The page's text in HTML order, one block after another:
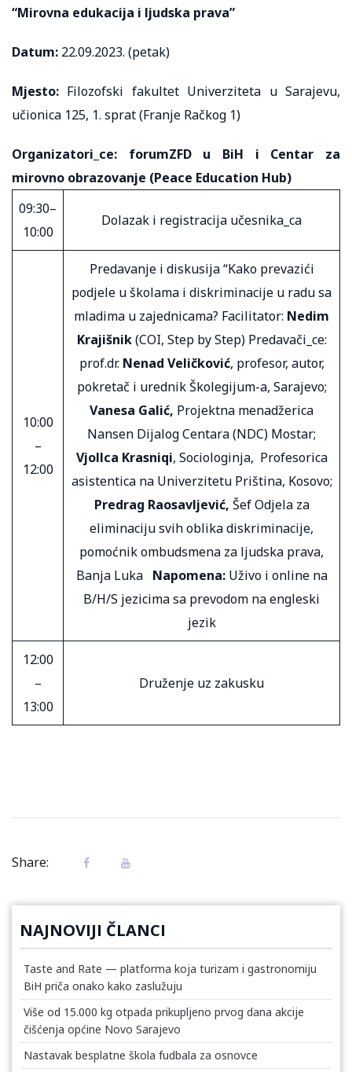
“Mirovna edukacija i ljudska prava”
Datum: 22.09.2023. (petak)
Mjesto: Filozofski fakultet Univerziteta u Sarajevu,
učionica 125, 1. sprat (Franje Račkog 1)
Organizatori_ce: forumZFD u BiH i Centar za
mirovno obrazovanje (Peace Education Hub)
09:30–
10:00
Dolazak i registracija učesnika_ca
10:00
–
12:00
Predavanje i diskusija “Kako prevazići
podjele u školama i diskriminacije u radu sa
mladima u zajednicama? Facilitator: Nedim
Krajišnik(COI, Step by Step) Predavači_ce:
prof.dr. Nenad Veličković, profesor, autor,
pokretač i urednik Školegijum-a, Sarajevo;
Vanesa Galić, Projektna menadžerica
Nansen Dijalog Centara (NDC) Mostar;
Vjollca Krasniqi, Sociologinja, Profesorica
asistentica na Univerzitetu Priština, Kosovo;
Predrag Raosavljević, Šef Odjela za
eliminaciju svih oblika diskriminacije,
pomoćnik ombudsmena za ljudska prava,
Banja Luka Napomena: Uživo i online na
B/H/S jezicima sa prevodom na engleski
jezik
12:00
–
13:00
Druženje uz zakusku
Share:
NAJNOVIJI ČLANCI
Taste and Rate — platforma koja turizam i gastronomiju
BiH priča onako kako zaslužuju
Više od 15.000 kg otpada prikupljeno prvog dana akcije
čišćenja općine Novo Sarajevo
Nastavak besplatne škola fudbala za osnovce